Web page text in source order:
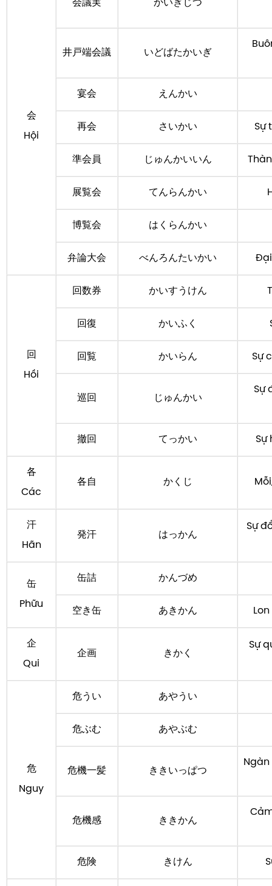
会
Hội
会議実 かいぎじつ
井戸端会議 いどばたかいぎ
宴会 えんかい
再会 さいかい Sự
準会員 じゅんかいいん
展覧会 てんらんかい
博覧会 はくらんかい
弁論大会 べんろんたいかい
回
Hồi
回数券 かいすうけん
回復 かいふく
回覧 かいらん Sự
巡回 じゅんかい
Sự
撤回 てっかい Sự
各
Các
各自 かくじ
汗
Hãn
発汗 はっかん
Sự
缶
Phữu
缶詰 かんづめ
空き缶 あきかん
企
Qui
企画 きかく
Sự
危
Nguy
危うい あやうい
危ぶむ あやぶむ
危機一髪 ききいっぱつ
危機感 ききかん
危険 きけん